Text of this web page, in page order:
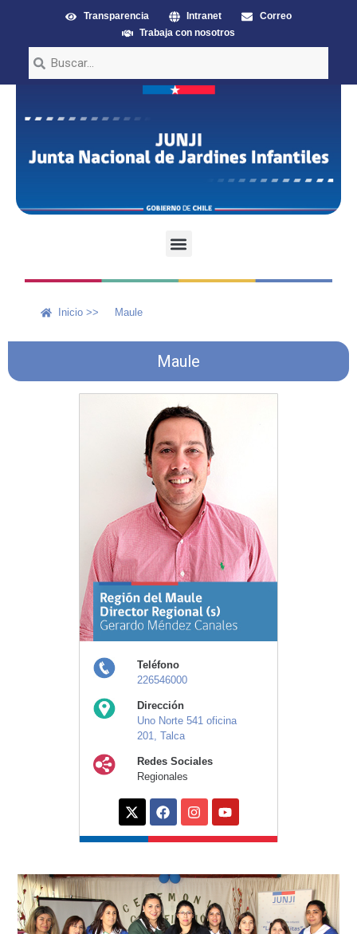
Transparencia Intranet
Correo
Trabaja con nosotros
Inicio >> Maule
Maule
Teléfono
226546000
Dirección
Uno Norte 541 oficina
201, Talca
Redes Sociales
Regionales